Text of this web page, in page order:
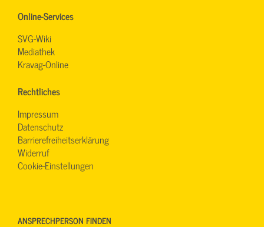
Online-Services
SVG-Wiki
Mediathek
Kravag-Online
Rechtliches
Impressum
Datenschutz
Barrierefreiheitserklärung
Widerruf
Cookie-Einstellungen
ANSPRECHPERSON FINDEN